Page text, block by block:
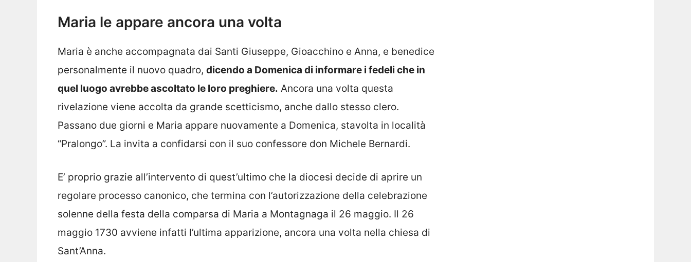
Maria le appare ancora una volta
Maria è anche accompagnata dai Santi Giuseppe, Gioacchino e Anna, e benedice
personalmente il nuovo quadro, dicendo a Domenica di informare i fedeli che in
quel luogo avrebbe ascoltato le loro preghiere. Ancora una volta questa
rivelazione viene accolta da grande scetticismo, anche dallo stesso clero.
Passano due giorni e Maria appare nuovamente a Domenica, stavolta in località
“Pralongo”. La invita a confidarsi con il suo confessore don Michele Bernardi.
E’ proprio grazie all’intervento di quest’ultimo che la diocesi decide di aprire un
regolare processo canonico, che termina con l’autorizzazione della celebrazione
solenne della festa della comparsa di Maria a Montagnaga il 26 maggio. Il 26
maggio 1730 avviene infatti l’ultima apparizione, ancora una volta nella chiesa di
Sant’Anna.